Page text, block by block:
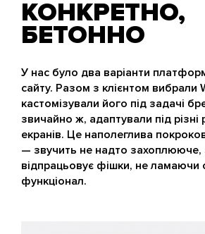
КОНКРЕТНО,
БЕТОННО
У нас було два варіанти
сайту. Разом з клієнтом вибрали
кастомізували його під задачі
звичайно ж, адаптували під різні
екранів. Це наполеглива
— звучить не надто захоплююче,
відпрацьовує фішки, не ламаючи
функціонал.